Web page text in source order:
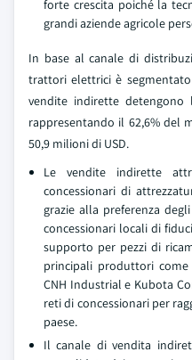
forte crescita poiché la
grandi aziende agricole
In base al canale di
trattori elettrici è
vendite indirette
rappresentando il 62,6% del
50,9 milioni di USD.
Le vendite indirette
concessionari di
grazie alla preferenza
concessionari locali di
supporto per pezzi di
principali produttori come
CNH Industrial e Kubota
reti di concessionari per
paese.
Il canale di vendita